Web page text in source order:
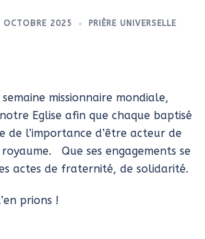
OCTOBRE 2025 PRIÈRE UNIVERSELLE
missionnaire mondiale,
Eglise afin que chaque baptisé
de l’importance d’être acteur de
Que ses engagements se
actes de fraternité, de solidarité.
prions !